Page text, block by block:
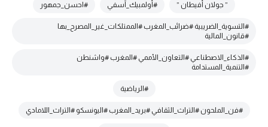
” جولان أفيطان ” #أولمبيك_آسفي #احسن_جمهور
#التسوية_الضريبية #ضرائب_المغرب #الممتلكات_غير_المصرح_بها
#قانون_المالية
#الذكاء_الاصطناعي #التعاون_الأممي #المغرب #واشنطن
#التنمية_المستدامة
#الرياضية
#فن_الملحون #التراث_الثقافي #بريد_المغرب #اليونسكو #التراث_اللامادي